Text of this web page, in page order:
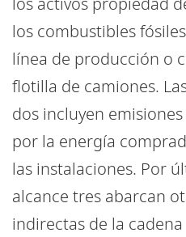
los combustibles
línea de producción o
flotilla de camiones.
dos incluyen
por la energía
las instalaciones. Por
alcance tres abarcan
indirectas de la